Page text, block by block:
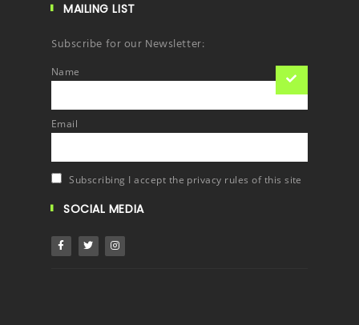
MAILING LIST
Subscribe for our Newsletter:
Name
Email
Subscribing I accept the privacy rules of this site
SOCIAL MEDIA